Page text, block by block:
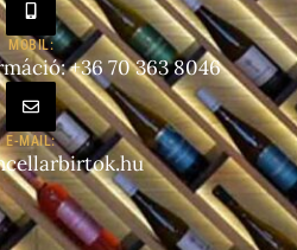
MOBIL:
+36 70 363 8046
E-MAIL: